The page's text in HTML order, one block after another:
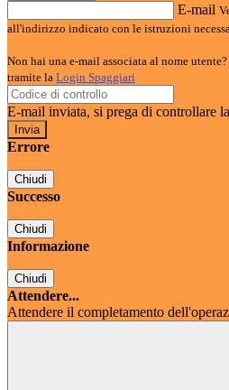
E-mail
all'indirizzo indicato con le istruzioni
Non hai una e-mail associata al nome
tramite la Login Spaggiari
E-mail inviata, si prega di controllare
Errore
Chiudi
Successo
Chiudi
Informazione
Chiudi
Attendere...
Attendere il completamento